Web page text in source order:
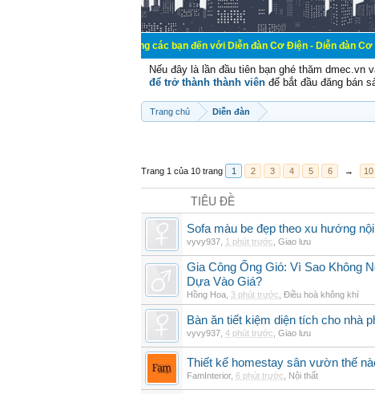
Chào mừng các bạn đến với Diễn đàn Cơ Điện - Diễn đàn Cơ điện là
Nếu đây là lần đầu tiên bạn ghé thăm dmec.vn
để trở thành thành viên để bắt đầu đăng bán
Trang chủ Diễn đàn
Trang 1 của 10 trang 1 2 3 4 5 6 → 10
TIÊU ĐỀ
Sofa màu be đẹp theo xu hướng
vyvy937 1 phút trước Giao lưu
Gia Công Ống Gió: Vì Sao Không
Dựa Vào Giá?
Hồng Hoa 3 phút trước Điều hoà không khí
Bàn ăn tiết kiệm diện tích cho nhà
vyvy937 4 phút trước Giao lưu
Thiết kế homestay sân vườn thế
FamInterior, 6 phút trước Nội thất